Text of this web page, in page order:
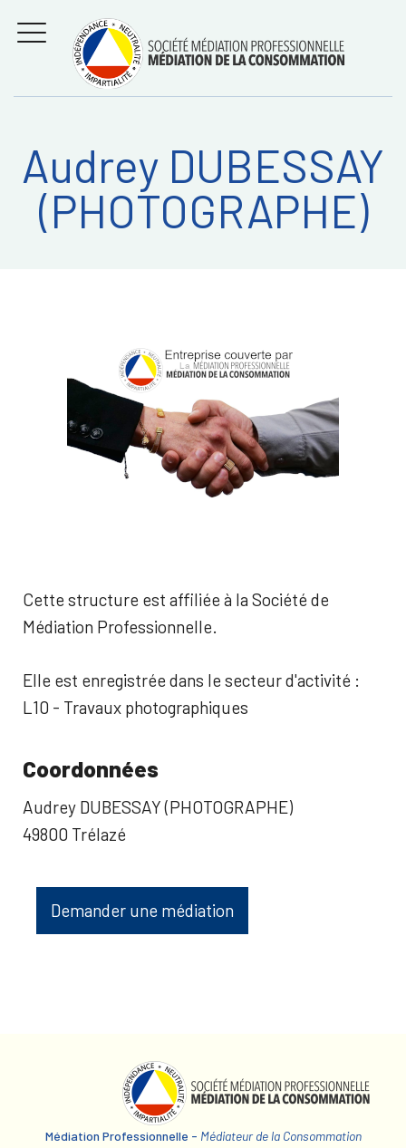
Régler les litiges
entre
consommateurs et
professionnels avec
la médiation de la
consommation
MENU
Recherche
sur:
Audrey DUBESSAY
(PHOTOGRAPHE)
Cette structure est affiliée à la Société de
Médiation Professionnelle.
Elle est enregistrée dans le secteur d'activité :
L10 - Travaux photographiques
Coordonnées
Audrey DUBESSAY (PHOTOGRAPHE)
49800 Trélazé
Demander une médiation
Médiation Professionnelle - Médiateur de la Consommation